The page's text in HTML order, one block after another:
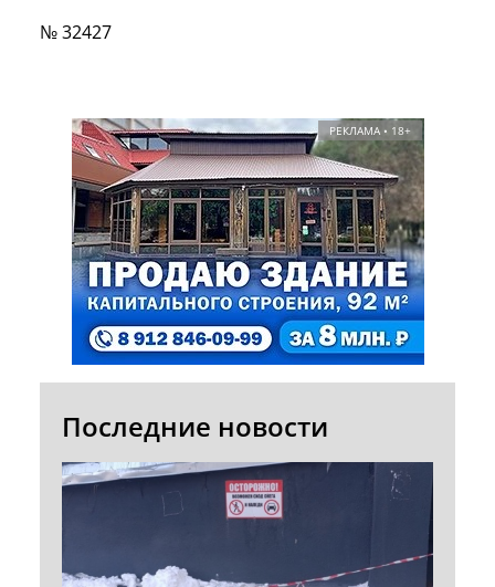
№ 32427
РЕКЛАМА • 18+
Последние новости